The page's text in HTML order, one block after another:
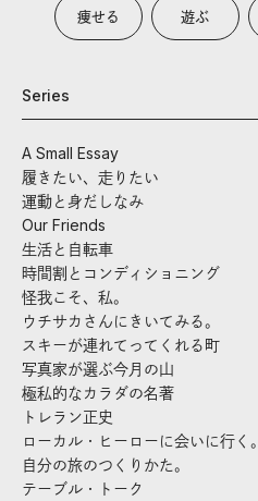
痩せる 遊ぶ
Series
A Small Essay
履きたい、走りたい
運動と身だしなみ
Our Friends
生活と自転車
時間割とコンディショニング
怪我こそ、私。
ウチサカさんにきいてみる。
スキーが連れてってくれる町
写真家が選ぶ今月の山
極私的なカラダの名著
トレラン正史
ローカル・ヒーローに会いに行く。
自分の旅のつくりかた。
テーブル・トーク